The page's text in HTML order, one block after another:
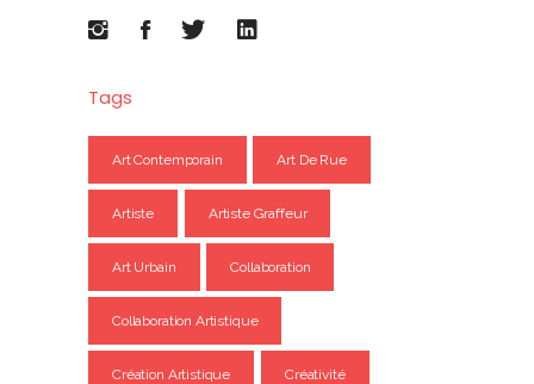
Tags
Art Contemporain Art De Rue
Artiste Artiste Graffeur
Art Urbain Collaboration
Collaboration Artistique
Création Artistique Créativité